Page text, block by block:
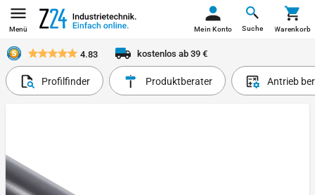
Menü Suche
Mein Konto Warenkorb
4.83 kostenlos ab 39 €
Profilfinder Produktberater Antrieb